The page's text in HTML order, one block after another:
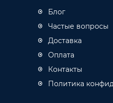
Блог
Частые вопросы
Доставка
Оплата
Контакты
Политика